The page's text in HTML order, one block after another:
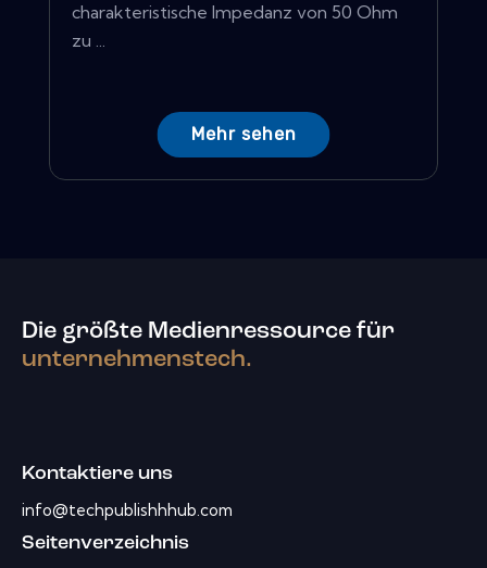
charakteristische Impedanz von 50 Ohm
zu ...
Mehr sehen
Die größte Medienressource für
unternehmenstech.
Kontaktiere uns
info@techpublishhhub.com
Seitenverzeichnis